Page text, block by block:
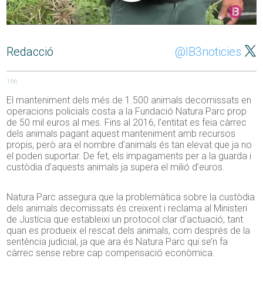
Redacció @IB3noticies
166
El manteniment dels més de 1.500 animals decomissats en
operacions policials costa a la Fundació Natura Parc prop
de 50 mil euros al mes. Fins al 2016, l’entitat es feia càrrec
dels animals pagant aquest manteniment amb recursos
propis, però ara el nombre d’animals és tan elevat que ja no
el poden suportar. De fet, els impagaments per a la guarda i
custòdia d’aquests animals ja supera el milió d’euros.
Natura Parc assegura que la problemàtica sobre la custòdia
dels animals decomissats és creixent i reclama al Ministeri
de Justícia que estableixi un protocol clar d’actuació, tant
quan es produeix el rescat dels animals, com després de la
sentència judicial, ja que ara és Natura Parc qui se’n fa
càrrec sense rebre cap compensació econòmica.